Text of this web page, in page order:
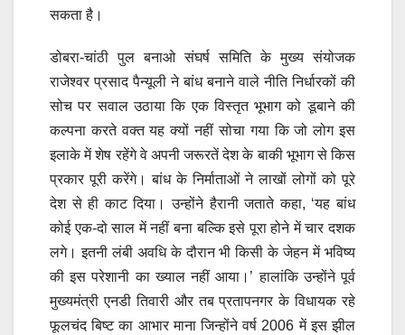
सकता है।
डोबरा-चांठी पुल बनाओ संघर्ष समिति के मुख्य संयोजक
राजेश्वर प्रसाद पैन्यूली ने बांध बनाने वाले नीति निर्धारकों की
सोच पर सवाल उठाया कि एक विस्तृत भूभाग को डूबाने की
कल्पना करते वक्त यह क्यों नहीं सोचा गया कि जो लोग इस
इलाके में शेष रहेंगे वे अपनी जरूरतें देश के बाकी भूभाग से किस
प्रकार पूरी करेंगे। बांध के निर्माताओं ने लाखों लोगों को पूरे
देश से ही काट दिया। उन्होंने हैरानी जताते कहा, ‘यह बांध
कोई एक-दो साल में नहीं बना बल्कि इसे पूरा होने में चार दशक
लगे। इतनी लंबी अवधि के दौरान भी किसी के जेहन में भविष्य
की इस परेशानी का ख्याल नहीं आया।’ हालांकि उन्होंने पूर्व
मुख्यमंत्री एनडी तिवारी और तब प्रतापनगर के विधायक रहे
फूलचंद बिष्ट का आभार माना जिन्होंने वर्ष 2006 में इस झील